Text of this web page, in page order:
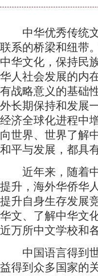
中华优秀传统文
联系的桥梁和纽带
中华文化，保持民
华人社会发展的内
有战略意义的基础
外长期保持和发展
经济全球化进程中
向世界、世界了解
和平与发展，都具
近年来，随着中
提升，海外华侨华
提升自身生存发展
华文、了解中华文
近万所中文学校和
中国语言得到世
益得到众多国家的